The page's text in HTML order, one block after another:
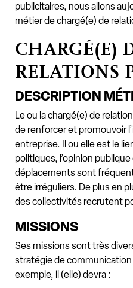
publicitaires, nous allons
métier de chargé(e) de
CHARGÉ(E)
RELATIONS
DESCRIPTION
Le ou la chargé(e) de
de renforcer et promouvoir
entreprise. Il ou elle est le
politiques, l’opinion
déplacements sont
être irréguliers. De plus en
des collectivités recrutent
MISSIONS
Ses missions sont très
stratégie de
exemple, il (elle) devra :